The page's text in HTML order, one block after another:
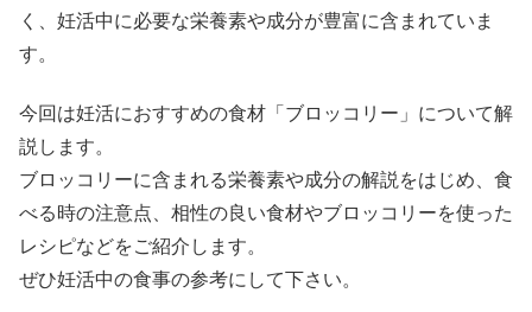
く、妊活中に必要な栄養素や成分が豊富に含まれていま
す。
今回は妊活におすすめの食材「ブロッコリー」について解
説します。
ブロッコリーに含まれる栄養素や成分の解説をはじめ、食
べる時の注意点、相性の良い食材やブロッコリーを使った
レシピなどをご紹介します。
ぜひ妊活中の食事の参考にして下さい。